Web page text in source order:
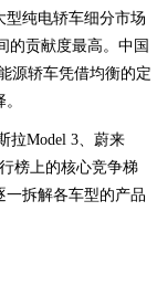
型纯电轿车细分市场
的贡献度最高。中国
源轿车凭借均衡的定
拉Model 3、蔚来
榜上的核心竞争梯
一拆解各车型的产品